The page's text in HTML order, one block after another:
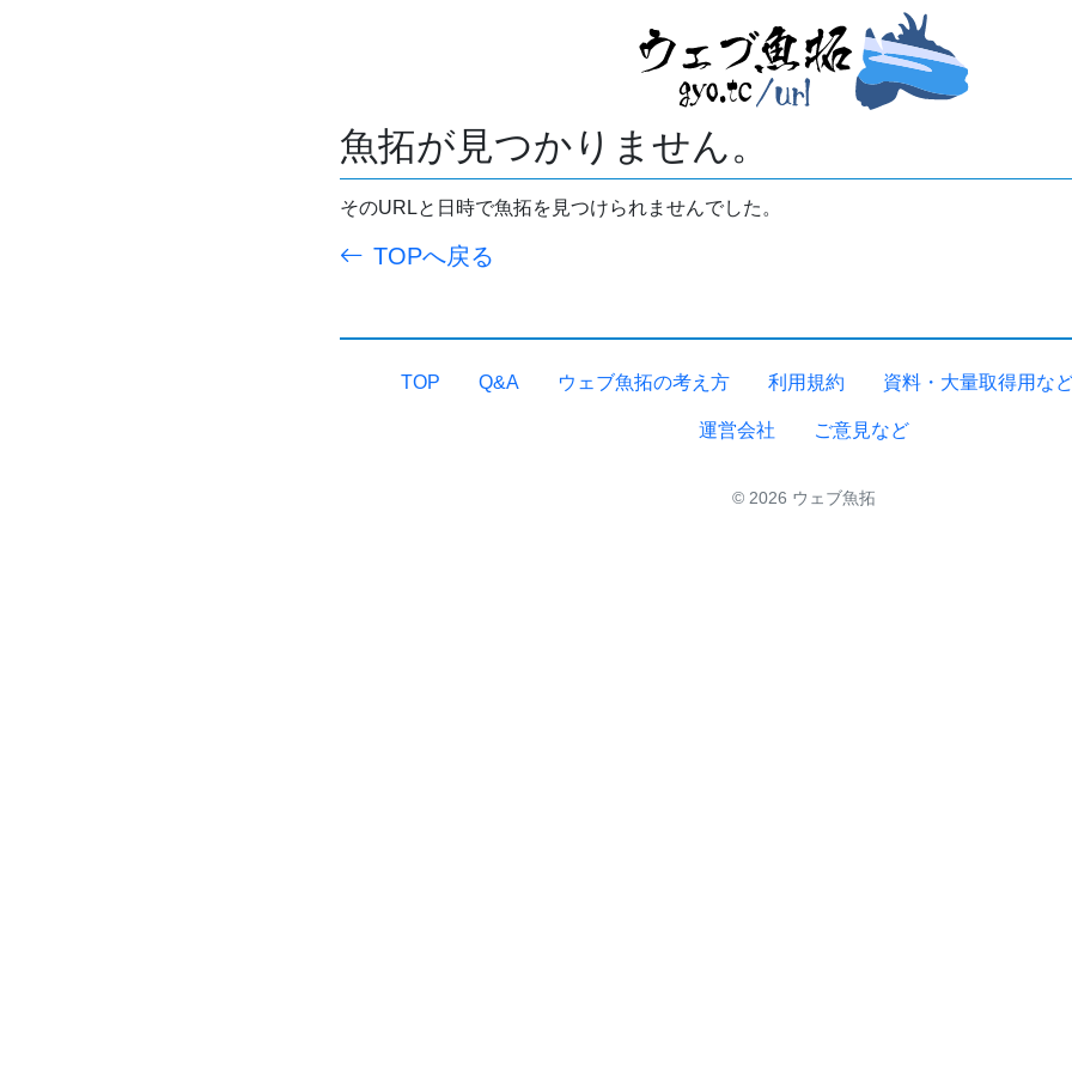
魚拓が見つかりません。
そのURLと日時で魚拓を見つけられませんでした。
TOPへ戻る
TOP Q&A ウェブ魚拓の考え方 利用規約 資料・大量取得用な
運営会社 ご意見など
© 2026 ウェブ魚拓